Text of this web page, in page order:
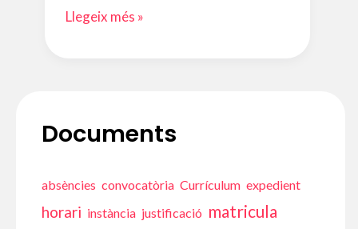
Documents
absències convocatòria Currículum expedient
horari instància justificació matricula
10
l’EOI
Tortosa
Llegeix més »